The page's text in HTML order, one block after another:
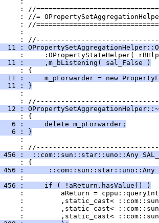
:
11 :
11 :     ,m_bListening( sal_False )
11 :     m_pForwarder = new
11 : }
:
12 :
6 :     delete m_pForwarder;
6 : }
:
456 :  ::com::sun::star::uno::Any
456 :
456 :     if ( !aReturn.hasValue() )